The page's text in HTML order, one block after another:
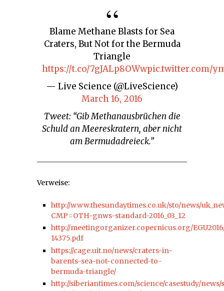
Blame Methane Blasts for Sea
Craters, But Not for the Bermuda
Triangle
https://t.co/7gJALp8OWwpic.twitter.com/
— Live Science (@LiveScience)
March 16, 2016
Tweet: “Gib Methanausbrüchen die
Schuld an Meereskratern, aber nicht
am Bermudadreieck.”
Verweise:
http://www.thesundaytimes.co.uk/sto/news/
CMP=OTH-gnws-standard-2016_03_12
http://meetingorganizer.copernicus.org/
14375.pdf
https://cage.uit.no/news/craters-in-
barents-sea-not-connected-to-
bermuda-triangle/
http://siberiantimes.com/science/casestudy/